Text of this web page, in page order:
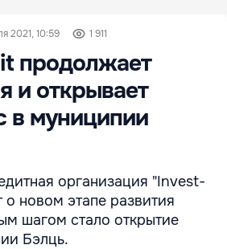
2021, 10:59 1 911
продолжает
и открывает
в муниципии
организация "Invest-
новом этапе развития
шагом стало открытие
Бэлць.